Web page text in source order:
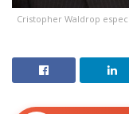
Cristopher Waldrop